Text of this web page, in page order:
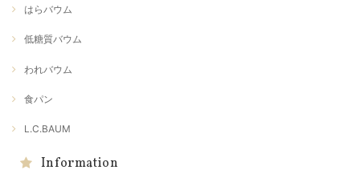
はらバウム
低糖質バウム
われバウム
食パン
L.C.BAUM
Information